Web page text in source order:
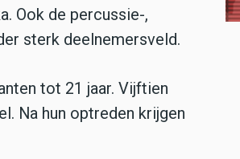
Ook de percussie-,
sterk deelnemersveld.
tot 21 jaar. Vijftien
Na hun optreden krijgen